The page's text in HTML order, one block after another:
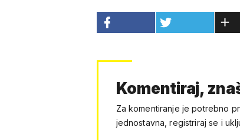
Komentiraj,
Za komentiranje je potrebno
jednostavna, registriraj se i